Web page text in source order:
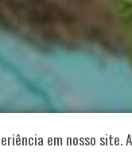
5848 |
em nosso site.